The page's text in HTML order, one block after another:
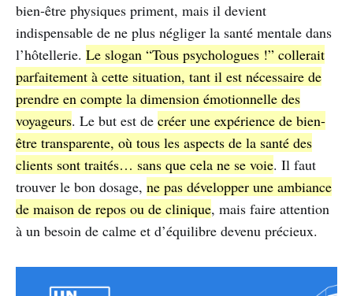
bien-être physiques priment, mais il devient
indispensable de ne plus négliger la santé mentale dans
l’hôtellerie. Le slogan “Tous psychologues !” collerait
parfaitement à cette situation, tant il est nécessaire de
prendre en compte la dimension émotionnelle des
voyageurs. Le but est de créer une expérience de bien-
être transparente, où tous les aspects de la santé des
clients sont traités… sans que cela ne se voie. Il faut
trouver le bon dosage, ne pas développer une ambiance
de maison de repos ou de clinique, mais faire attention
à un besoin de calme et d’équilibre devenu précieux.